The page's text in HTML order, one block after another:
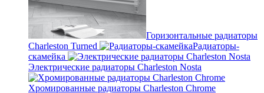
Горизонтальные радиаторы
Charleston Turned
Радиаторы-
скамейка
Электрические радиаторы Charleston Nosta
Хромированные радиаторы Charleston Chrome